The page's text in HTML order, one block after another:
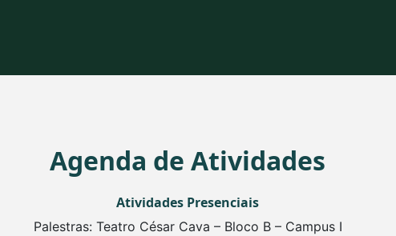
Agenda de Atividades
Atividades Presenciais
Palestras: Teatro César Cava – Bloco B – Campus I